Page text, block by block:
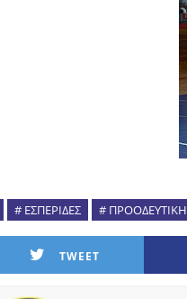
# ΕΣΠΕΡΙΔΕΣ # ΠΡΟΟΔΕΥΤΙΚΗ
TWEET